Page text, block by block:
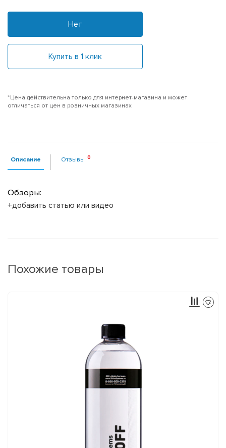
Нет
Купить в 1 клик
*Цена действительна только для интернет-магазина и может
отличаться от цен в розничных магазинах
Описание Отзывы
Обзоры:
+добавить статью или видео
Похожие товары